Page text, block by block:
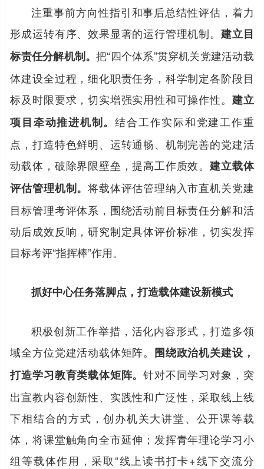
注重事前方向性指引和事后总结性评估，着力
形成运转有序、效果显著的运行管理机制。
建立目
标责任分解机制。把“四个体系”贯穿机关党建活动载
体建设全过程，细化职责任务，科学制定各阶段目
标及时限要求，切实增强实用性和可操作性。
建立
项目牵动推进机制。结合工作实际和党建工作重
点，打造特色鲜明、运转通畅、机制完善的党建活
动载体，破除界限壁垒，提高工作质效。建立载体
评估管理机制。将载体评估管理纳入市直机关党建
目标管理考评体系，围绕活动前目标责任分解和活
动后成效反响，研究制定具体评价标准，切实发挥
目标考评“指挥棒”作用。
抓好中心任务落脚点，打造载体建设新模式
积极创新工作举措，活化内容形式，打造多领
域全方位党建活动载体矩阵。
围绕政治机关建设，
打造学习教育类载体矩阵。针对不同学习对象，突
出宣教内容创新性、实践性和广泛性，采取线上线
下相结合的方式，创办机关大讲堂、公开课等载
体，将课堂触角向全市延伸；发挥青年理论学习小
组等载体作用，采取“线上读书打卡+线下交流分